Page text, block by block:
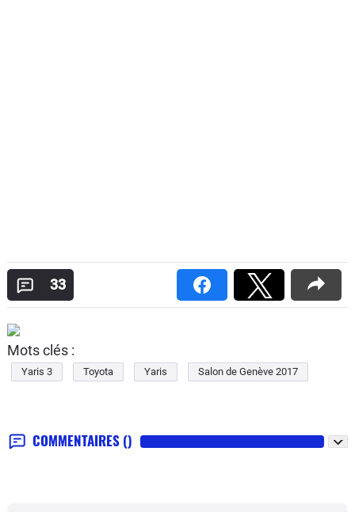
33
Mots clés :
Yaris 3 Toyota Yaris Salon de Genève 2017
COMMENTAIRES ()